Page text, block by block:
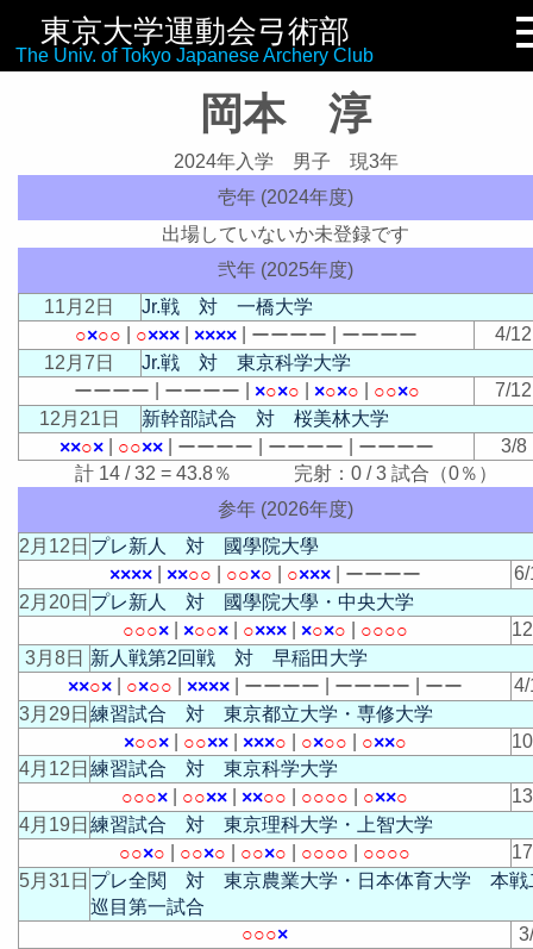
東京大学運動会弓術部
The Univ. of Tokyo Japanese Archery Club
リンク集
岡本 淳
2024年入学 男子 現3年
壱年 (2024年度)
出場していないか未登録です
弐年 (2025年度)
11月2日
Jr.戦 対 一橋大学
○×○○ ○××× |×××× ーーーー ーーーー
4/12
12月7日
Jr.戦 対 東京科学大学
ーーーー ーーーー ×○×○ ×○×○ ○○×○
7/12
12月21日
新幹部試合 対 桜美林大学
××○×| ○○××| ーーーー ーーーー ーーーー
3/8
計 14 / 32 = 43.8％ 完射：0 / 3 試合（0％）
参年 (2026年度)
2月12日 プレ新人 対 國學院大學
××××| ××○○ ○○×○ ○×××| ーーーー
6/
2月20日 プレ新人 対 國學院大學・中央大学
○○○×| ×○○×| ○×××| ×○×○ ○○○○
3月8日 新人戦第2回戦 対 早稲田大学
××○×| ○×○○ ××××| ーーーー ーーーー ーー
4/
3月29日 練習試合 対 東京都立大学・専修大学
×○○×| ○○××| ×××○ ○×○○ ○××○
4月12日 練習試合 対 東京科学大学
○○○× ○○×× ××○○ ○○○○ ○××○
4月19日 練習試合 対 東京理科大学・上智大学
○○×○ ○○×○ ○○×○ ○○○○ ○○○○
5月31日 プレ全関 対 東京農業大学・日本体育大学 本戦
巡目第一試合
○○○×